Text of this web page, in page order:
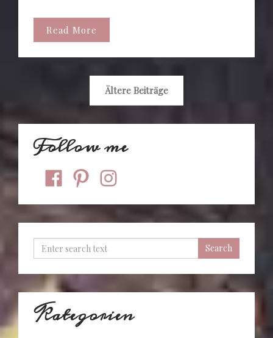
Read More
Ältere Beiträge
Follow me
facebookpinterestinstagram
Kategorien